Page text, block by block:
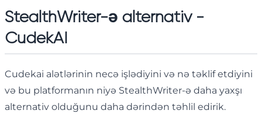
StealthWriter-ə alternativ -
CudekAI
Cudekai alətlərinin necə işlədiyini və nə təklif etdiyini
və bu platformanın niyə StealthWriter-ə daha yaxşı
alternativ olduğunu daha dərindən təhlil edirik.